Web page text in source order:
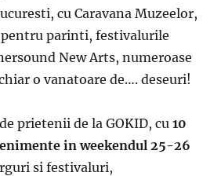
cu Caravana Muzeelor,
pentru parinti, festivalurile
New Arts, numeroase
o vanatoare de…. deseuri!
prietenii de la GOKID, cu 10
in weekendul 25-26
si festivaluri,